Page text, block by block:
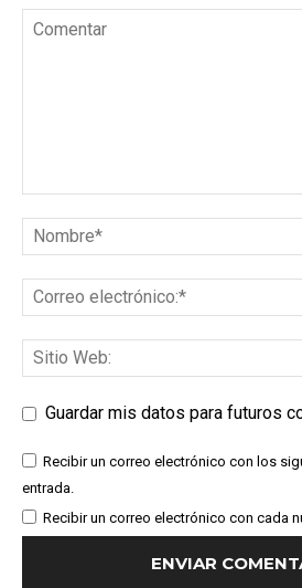
Guardar mis datos para futuros
Recibir un correo electrónico con los
entrada.
Recibir un correo electrónico con cada